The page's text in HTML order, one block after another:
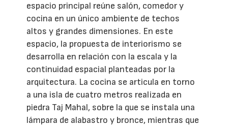
espacio principal reúne salón, comedor y
cocina en un único ambiente de techos
altos y grandes dimensiones. En este
espacio, la propuesta de interiorismo se
desarrolla en relación con la escala y la
continuidad espacial planteadas por la
arquitectura. La cocina se articula en torno
a una isla de cuatro metros realizada en
piedra Taj Mahal, sobre la que se instala una
lámpara de alabastro y bronce, mientras que